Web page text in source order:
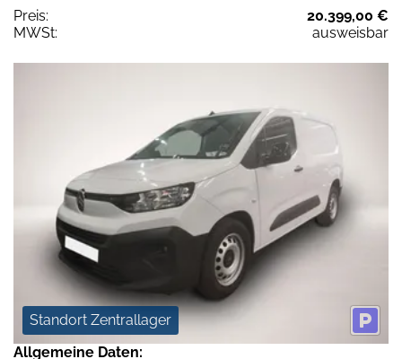
Preis:
20.399,00 €
MWSt:
ausweisbar
Standort Zentrallager
Allgemeine Daten: